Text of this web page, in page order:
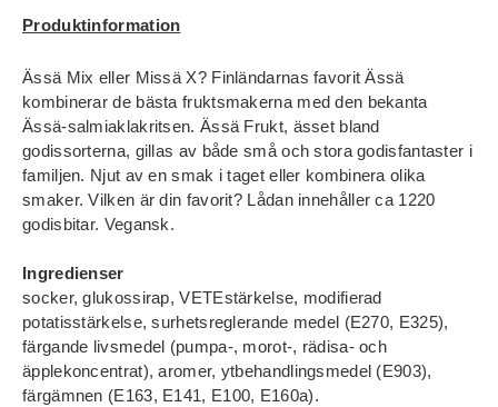
Produktinformation
Ässä Mix eller Missä X? Finländarnas favorit Ässä
kombinerar de bästa fruktsmakerna med den bekanta
Ässä-salmiaklakritsen. Ässä Frukt, ässet bland
godissorterna, gillas av både små och stora godisfantaster i
familjen. Njut av en smak i taget eller kombinera olika
smaker. Vilken är din favorit? Lådan innehåller ca 1220
godisbitar. Vegansk.
Ingredienser
socker, glukossirap, VETEstärkelse, modifierad
potatisstärkelse, surhetsreglerande medel (E270, E325),
färgande livsmedel (pumpa-, morot-, rädisa- och
äpplekoncentrat), aromer, ytbehandlingsmedel (E903),
färgämnen (E163, E141, E100, E160a).